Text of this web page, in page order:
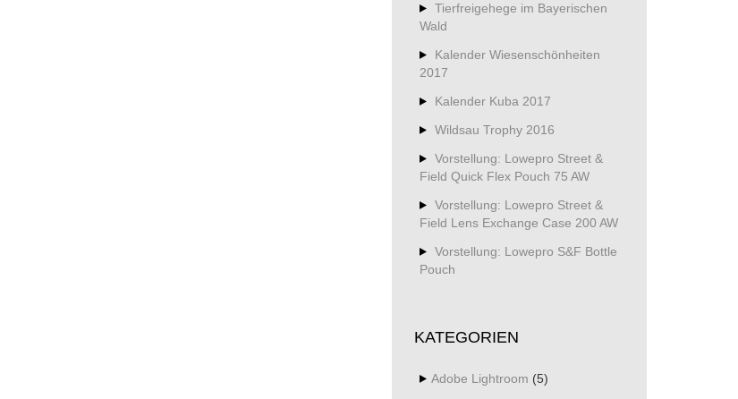
Tierfreigehege im Bayerischen
Wald
Kalender Wiesenschönheiten
2017
Kalender Kuba 2017
Wildsau Trophy 2016
Vorstellung: Lowepro Street &
Field Quick Flex Pouch 75 AW
Vorstellung: Lowepro Street &
Field Lens Exchange Case 200 AW
Vorstellung: Lowepro S&F Bottle
Pouch
KATEGORIEN
Adobe Lightroom (5)